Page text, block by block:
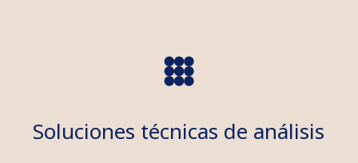
Soluciones técnicas de análisis